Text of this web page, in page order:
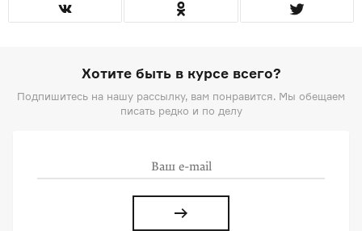
Хотите быть в курсе всего?
Подпишитесь на нашу рассылку, вам понравится. Мы обещаем
писать редко и по делу